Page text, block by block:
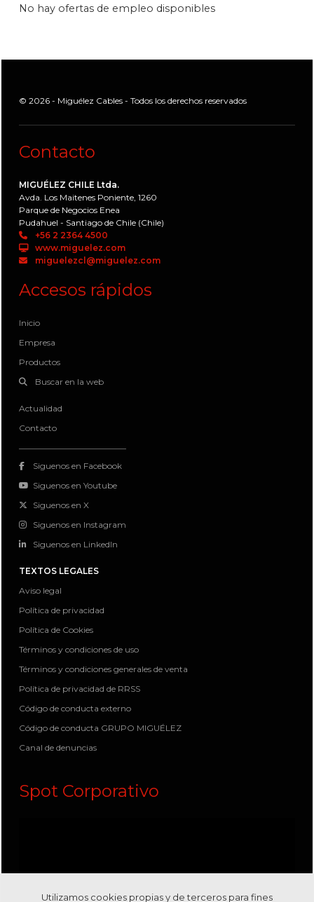
No hay ofertas de empleo disponibles
© 2026 - Miguélez Cables - Todos los derechos reservados
Contacto
MIGUÉLEZ CHILE Ltda.
Avda. Los Maitenes Poniente, 1260
Parque de Negocios Enea
Pudahuel - Santiago de Chile (Chile)
+56 2 2364 4500
www.miguelez.com
miguelezcl@miguelez.com
Accesos rápidos
Inicio
Empresa
Productos
Buscar en la web
Actualidad
Contacto
Siguenos en Facebook
Siguenos en Youtube
Siguenos en X
Siguenos en Instagram
Siguenos en LinkedIn
TEXTOS LEGALES
Aviso legal
Política de privacidad
Política de Cookies
Términos y condiciones de uso
Términos y condiciones generales de venta
Política de privacidad de RRSS
Código de conducta externo
Código de conducta GRUPO MIGUÉLEZ
Canal de denuncias
Spot Corporativo
Utilizamos cookies propias y de terceros para fines